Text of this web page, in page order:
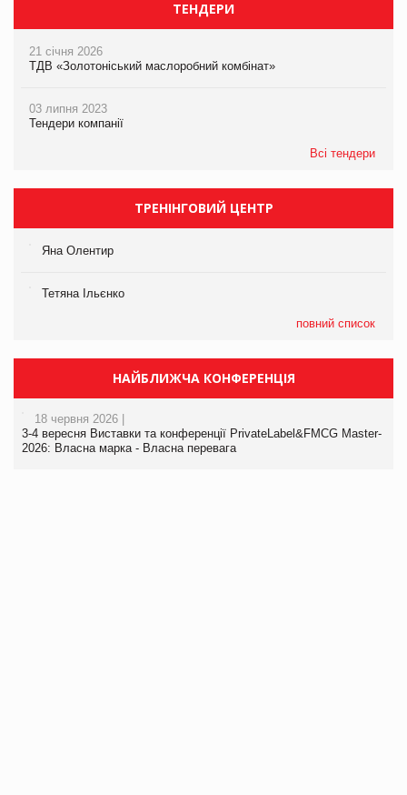
ТЕНДЕРИ
21 січня 2026
ТДВ «Золотоніський маслоробний комбінат»
03 липня 2023
Тендери компанії
Всі тендери
ТРЕНІНГОВИЙ ЦЕНТР
Яна Олентир
Тетяна Ільєнко
повний список
НАЙБЛИЖЧА КОНФЕРЕНЦІЯ
18 червня 2026 |
3-4 вересня Виставки та конференції PrivateLabel&FMCG Master-
2026: Власна марка - Власна перевага